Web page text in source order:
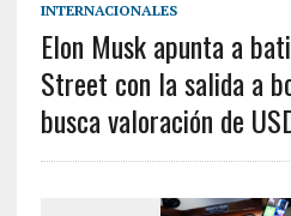
INTERNACIONALES
Elon Musk apunta a
Street con la salida a
busca valoración de